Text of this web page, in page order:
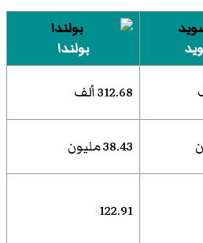
بولندا
312.68 ألف
38.43 مليون
122.91